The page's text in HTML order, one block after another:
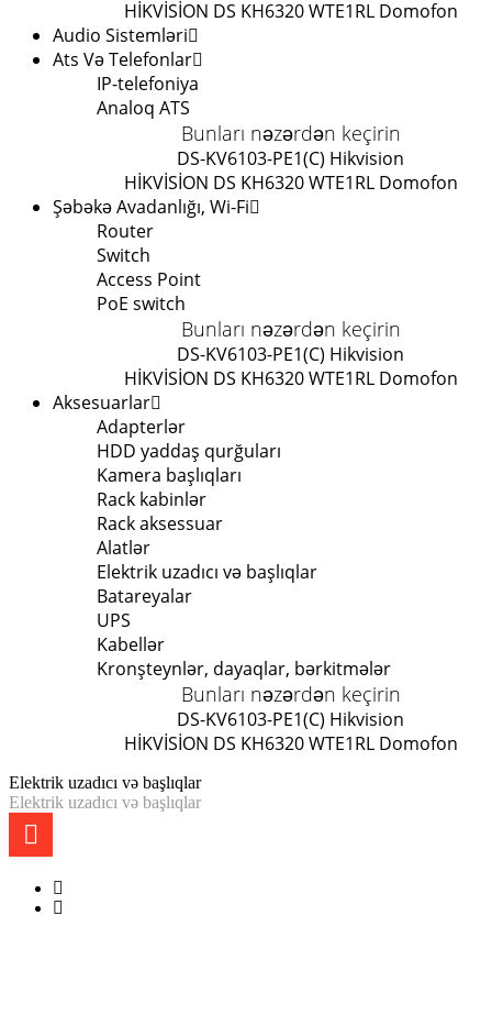
HİKVİSİON DS KH6320 WTE1RL Domofon
Audio Sistemləri
Ats Və Telefonlar
IP-telefoniya
Analoq ATS
Bunları nəzərdən keçirin
DS-KV6103-PE1(C) Hikvision
HİKVİSİON DS KH6320 WTE1RL Domofon
Şəbəkə Avadanlığı, Wi-Fi
Router
Switch
Access Point
PoE switch
Bunları nəzərdən keçirin
DS-KV6103-PE1(C) Hikvision
HİKVİSİON DS KH6320 WTE1RL Domofon
Aksesuarlar
Adapterlər
HDD yaddaş qurğuları
Kamera başlıqları
Rack kabinlər
Rack aksessuar
Alatlər
Elektrik uzadıcı və başlıqlar
Batareyalar
UPS
Kabellər
Kronşteynlər, dayaqlar, bərkitmələr
Bunları nəzərdən keçirin
DS-KV6103-PE1(C) Hikvision
HİKVİSİON DS KH6320 WTE1RL Domofon
Elektrik uzadıcı və başlıqlar
Elektrik uzadıcı və başlıqlar